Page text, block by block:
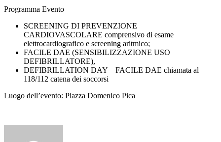
Programma Evento
SCREENING DI PREVENZIONE
CARDIOVASCOLARE comprensivo di esame
elettrocardiografico e screening aritmico;
FACILE DAE (SENSIBILIZZAZIONE USO
DEFIBRILLATORE),
DEFIBRILLATION DAY – FACILE DAE chiamata al
118/112 catena dei soccorsi
Luogo dell’evento: Piazza Domenico Pica